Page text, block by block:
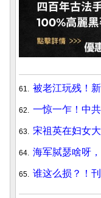
61. 被老江玩残！
62. 一惊一乍！中
63. 宋祖英在妇女
64. 海军脦瑟啥呀
65. 谁这么损？！